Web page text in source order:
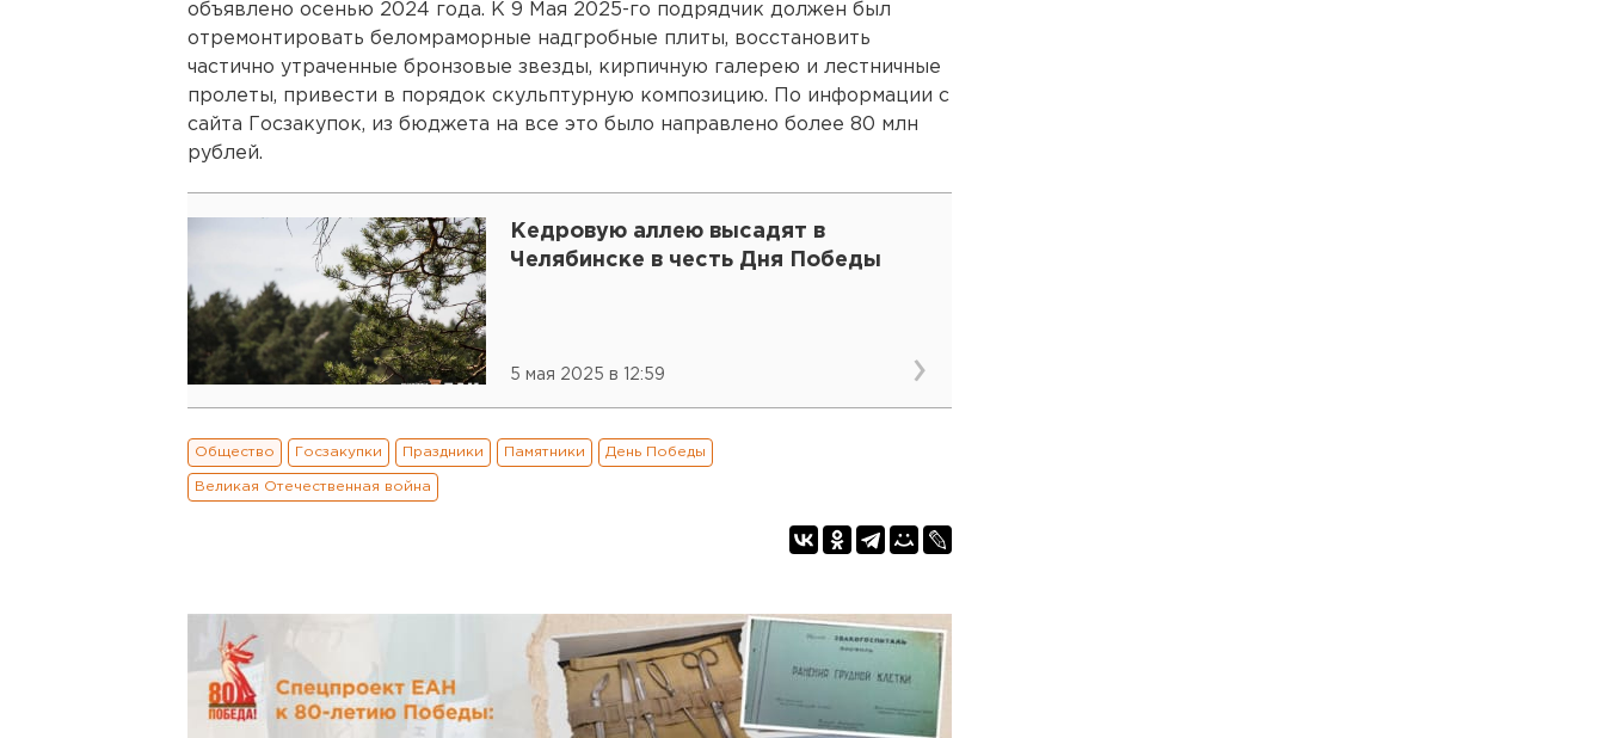
объявлено осенью 2024 года. К 9 Мая 2025-го подрядчик должен был
отремонтировать беломраморные надгробные плиты, восстановить
частично утраченные бронзовые звезды, кирпичную галерею и лестничные
пролеты, привести в порядок скульптурную композицию. По информации с
сайта Госзакупок, из бюджета на все это было направлено более 80 млн
рублей.
Кедровую аллею высадят в
Челябинске в честь Дня Победы
5 мая 2025 в 12:59
Общество Госзакупки Праздники Памятники День Победы
Великая Отечественная война